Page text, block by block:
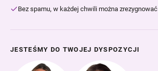
Bez spamu, w każdej chwili można zrezygnować
JESTEŚMY DO TWOJEJ DYSPOZYCJI